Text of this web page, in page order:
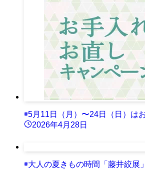
◉5月11日（月）〜24日（日）は
2026年4月28日
◉大人の夏きもの時間「藤井絞展」